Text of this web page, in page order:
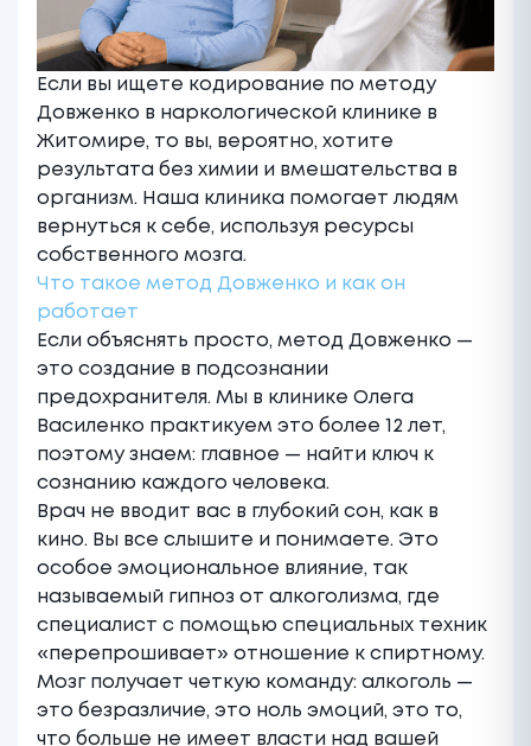
Если вы ищете кодирование по методу
Довженко в наркологической клинике в
Житомире, то вы, вероятно, хотите
результата без химии и вмешательства в
организм. Наша клиника помогает людям
вернуться к себе, используя ресурсы
собственного мозга.
Что такое метод Довженко и как он
работает
Если объяснять просто, метод Довженко —
это создание в подсознании
предохранителя. Мы в клинике Олега
Василенко практикуем это более 12 лет,
поэтому знаем: главное — найти ключ к
сознанию каждого человека.
Врач не вводит вас в глубокий сон, как в
кино. Вы все слышите и понимаете. Это
особое эмоциональное влияние, так
называемый гипноз от алкоголизма, где
специалист с помощью специальных техник
«перепрошивает» отношение к спиртному.
Мозг получает четкую команду: алкоголь —
это безразличие, это ноль эмоций, это то,
что больше не имеет власти над вашей